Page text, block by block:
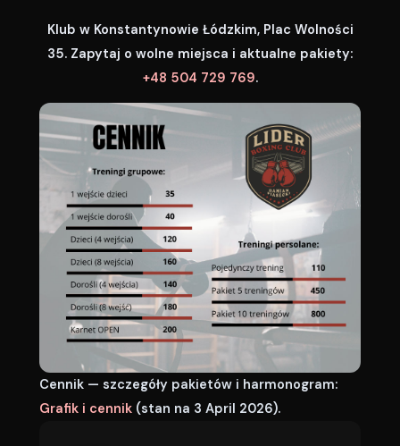
Klub w Konstantynowie Łódzkim, Plac Wolności
35. Zapytaj o wolne miejsca i aktualne pakiety:
+48 504 729 769.
Cennik — szczegóły pakietów i harmonogram:
Grafik i cennik (stan na 3 April 2026).